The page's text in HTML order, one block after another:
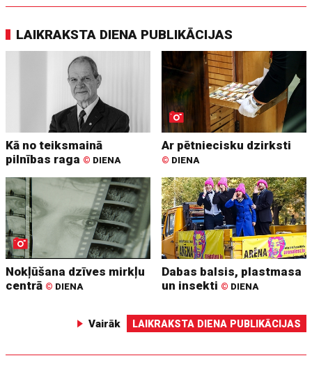
LAIKRAKSTA DIENA PUBLIKĀCIJAS
Kā no teiksmainā
pilnības raga © DIENA
Ar pētniecisku dzirksti
© DIENA
Nokļūšana dzīves mirkļu
centrā © DIENA
Dabas balsis, plastmasa
un insekti © DIENA
Vairāk LAIKRAKSTA DIENA PUBLIKĀCIJAS